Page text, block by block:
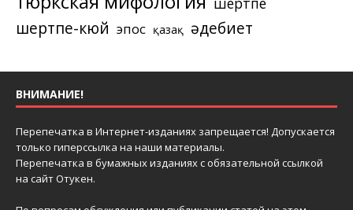
шертпе-кюй эпос қазақ әдебиет
ВНИМАНИЕ!
Перепечатка в Интернет-изданиях запрещается! Допускается
только гиперссылка на наши материалы.
Перепечатка в бумажных изданиях с обязательной ссылкой
на сайт Отукен.